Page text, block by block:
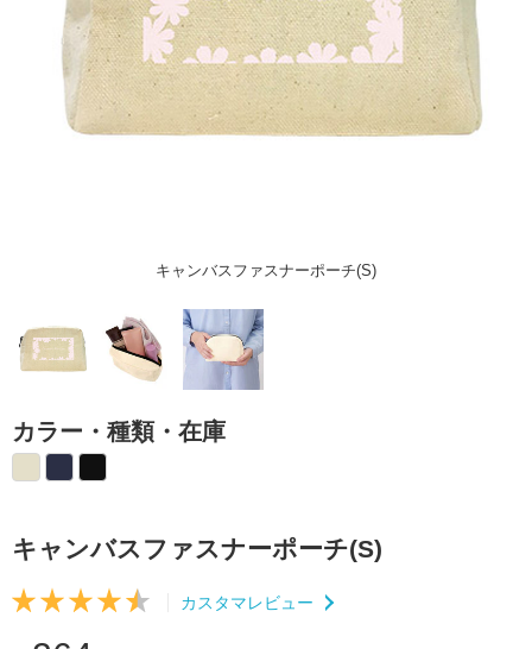
キャンバスファスナーポーチ(S)
カラー・種類・在庫
キャンバスファスナーポーチ(S)
カスタマレビュー